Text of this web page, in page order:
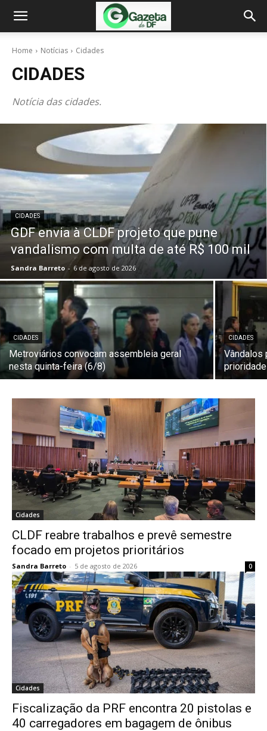
Home Notícias Cidades
CIDADES
Notícia das cidades.
CIDADES
GDF envia à CLDF projeto que pune
vandalismo com multa de até R$ 100 mil
Sandra Barreto - 6 de agosto de 2026
CIDADES
Metroviários convocam assembleia geral
nesta quinta-feira (6/8)
CIDADES
Vândalos
Cidades
CLDF reabre trabalhos e prevê semestre
focado em projetos prioritários
Sandra Barreto - 5 de agosto de 2026 0
Cidades
Fiscalização da PRF encontra 20 pistolas e
40 carregadores em bagagem de ônibus